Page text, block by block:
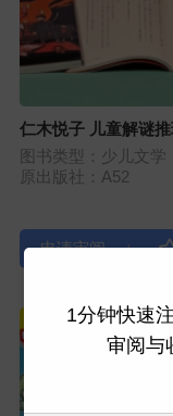
仁木悦子 儿童解谜推
图书类型：少儿文学
原出版社：A52
|
1分钟快速
审阅与